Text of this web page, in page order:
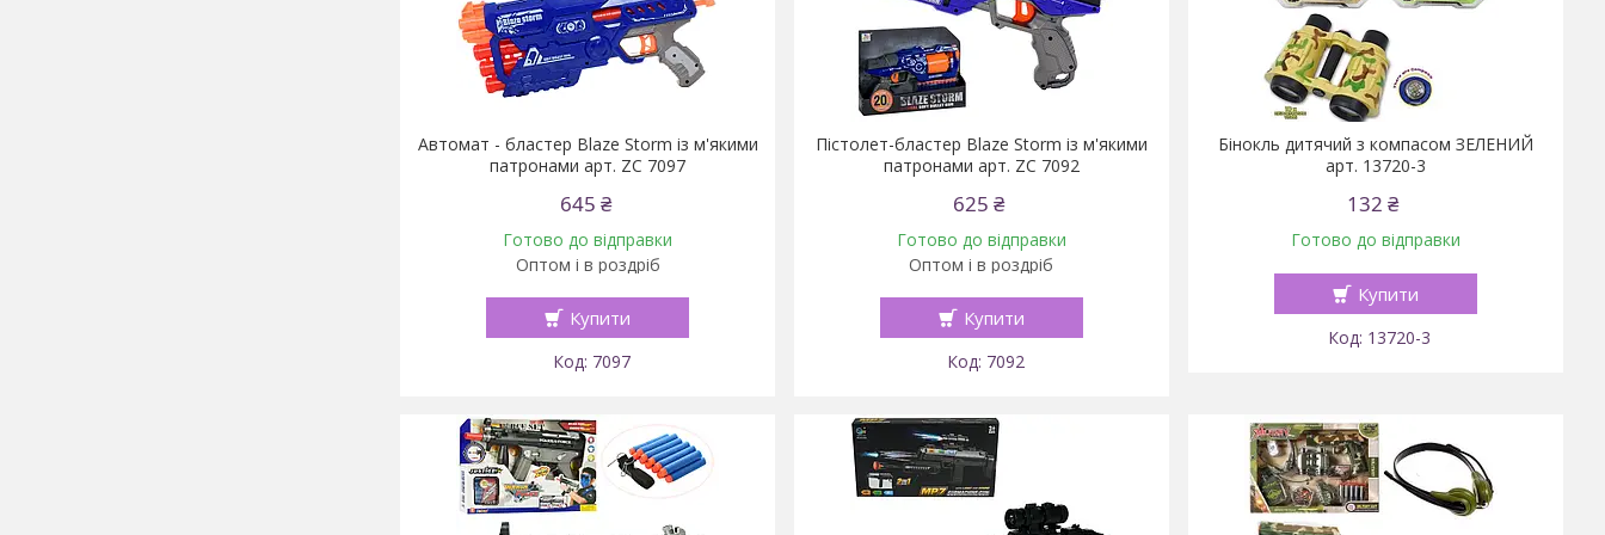
Автомат - бластер Blaze Storm із м'якими
патронами арт. ZC 7097
645 ₴
Готово до відправки
Оптом і в роздріб
Купити
7097
Пістолет-бластер Blaze Storm із м'якими
патронами арт. ZC 7092
625 ₴
Готово до відправки
Оптом і в роздріб
Купити
7092
Бінокль дитячий з компасом ЗЕЛЕНИЙ
арт. 13720-3
132 ₴
Готово до відправки
Купити
13720-3